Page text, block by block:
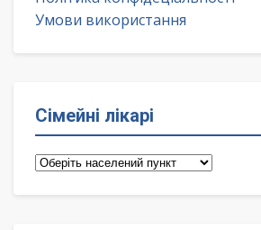
Умови використання
Сімейні лікарі
Сімейні